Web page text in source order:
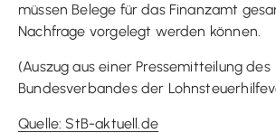
müssen Belege für das Finanzamt
Nachfrage vorgelegt werden können.
(Auszug aus einer Pressemitteilung des
Bundesverbandes der
Quelle: StB-aktuell.de